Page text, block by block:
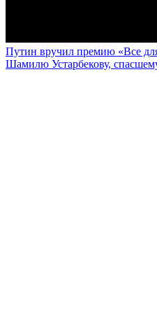
Путин вручил премию «Все
Шамилю Устарбекову,